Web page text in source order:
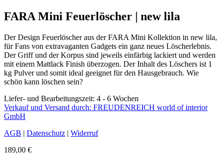
FARA Mini Feuerlöscher | new lila
Der Design Feuerlöscher aus der FARA Mini Kollektion in new lila,
für Fans von extravaganten Gadgets ein ganz neues Löscherlebnis.
Der Griff und der Korpus sind jeweils einfärbig lackiert und werden
mit einem Mattlack Finish überzogen. Der Inhalt des Löschers ist 1
kg Pulver und somit ideal geeignet für den Hausgebrauch. Wie
schön kann löschen sein?
Liefer- und Bearbeitungszeit: 4 - 6 Wochen
Verkauf und Versand durch: FREUDENREICH world of interior
GmbH
AGB | Datenschutz | Widerruf
189,00 €